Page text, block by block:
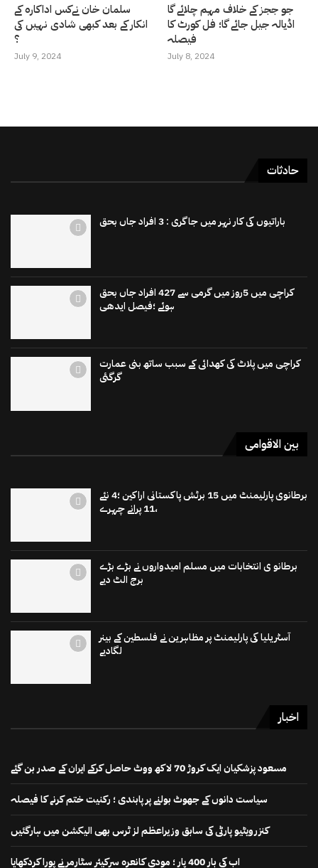
سلمان خان نےکس اداکارہ کے
انکار کے بعد کبھی شادی نہیں کی
؟
July 9, 2024
جو ججز کے خلاف مہم چلائے گا
اڈیالہ جیل جائے گا؛ فل کورٹ کا
فیصلہ
July 8, 2024
حادثات
باراتیوں کی کار نہر میں جاگری : 3 افراد جاں بحق
کراچی میں 5روز میں گرمی سے 427 افراد جاں بحق
ہوئے ؛فیصل ایدھی
کراچی میں پلاٹ کی کھدائی کے سبب ساتھ بنی عمارت
گرگئی
بین الاقوامی
برطانوی پارلیمنٹ میں 15 برٹش پاکستانی اراکین ؛4 نئے
،11 پرانے چہرے
برطانو ی انتخابات میں مسلم امیدواروں نے بڑے بڑے
برج الٹ دیے
آسٹریلیا کی پارلیمنٹ پر مظاہرین نے فلسطین کے بینر
لگادیے
اخبار
مسعود پزشکیان ایک کروڑ 70 لاکھ ووٹ حاصل کرکے ایران کے صدر بن گئے
سیاست دانوں کے جھوٹ بولنے پر پابندی ؛ رکنیت ختم کرنے کا فیصلہ
کنزرویٹیو پارٹی کی سابق وزیراعظم لز ٹرس بھی الیکشن میں ہارگئیں
اب کی بار 400 پار ؛ مودی کانعرہ سرکیئر سٹارمر نے پورا کردکھایا